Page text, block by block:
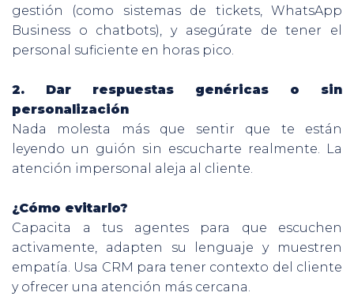
gestión (como sistemas de tickets, WhatsApp
Business o chatbots), y asegúrate de tener el
personal suficiente en horas pico.
2. Dar respuestas genéricas o sin
personalización
Nada molesta más que sentir que te están
leyendo un guión sin escucharte realmente. La
atención impersonal aleja al cliente.
¿Cómo evitarlo?
Capacita a tus agentes para que escuchen
activamente, adapten su lenguaje y muestren
empatía. Usa CRM para tener contexto del cliente
y ofrecer una atención más cercana.